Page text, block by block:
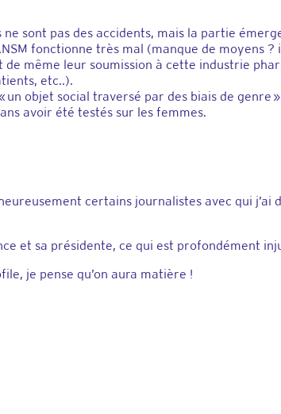
sont pas des accidents, mais la partie
fonctionne très mal (manque de moyens
même leur soumission à cette industrie
etc..).
objet social traversé par des biais de genre
avoir été testés sur les femmes.
certains journalistes avec qui j’ai
et sa présidente, ce qui est profondément
je pense qu’on aura matière !